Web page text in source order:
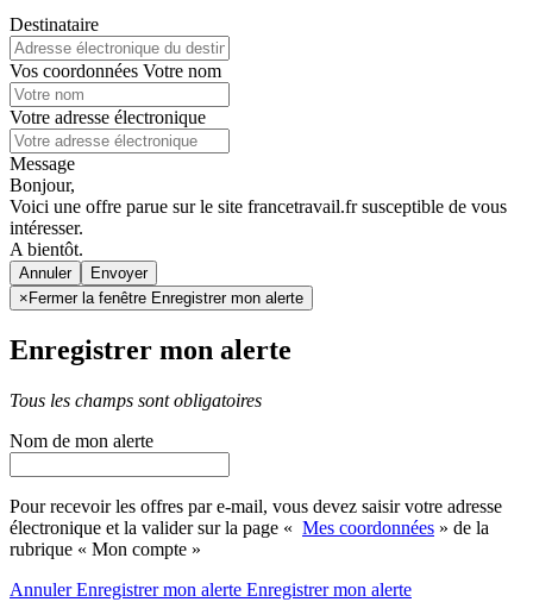
Destinataire
Vos coordonnées Votre nom
Votre adresse électronique
Message
Bonjour,
Voici une offre parue sur le site francetravail.fr susceptible de vous
intéresser.
A bientôt.
Annuler
× Fermer la fenêtre Enregistrer mon alerte
Enregistrer mon alerte
Tous les champs sont obligatoires
Nom de mon alerte
Pour recevoir les offres par e-mail, vous devez saisir votre adresse
électronique et la valider sur la page « Mes coordonnées » de la
rubrique « Mon compte »
AnnulerEnregistrer mon alerte Enregistrermon alerte